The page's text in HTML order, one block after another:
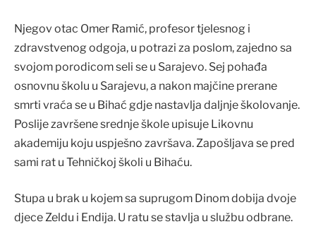
Njegov otac Omer Ramić, profesor tjelesnog i
zdravstvenog odgoja, u potrazi za poslom, zajedno sa
svojom porodicom seli se u Sarajevo. Sej pohađa
osnovnu školu u Sarajevu, a nakon majčine prerane
smrti vraća se u Bihać gdje nastavlja daljnje školovanje.
Poslije završene srednje škole upisuje Likovnu
akademiju koju uspješno završava. Zapošljava se pred
sami rat u Tehničkoj školi u Bihaću.
Stupa u brak u kojem sa suprugom Dinom dobija dvoje
djece Zeldu i Endija. U ratu se stavlja u službu odbrane.